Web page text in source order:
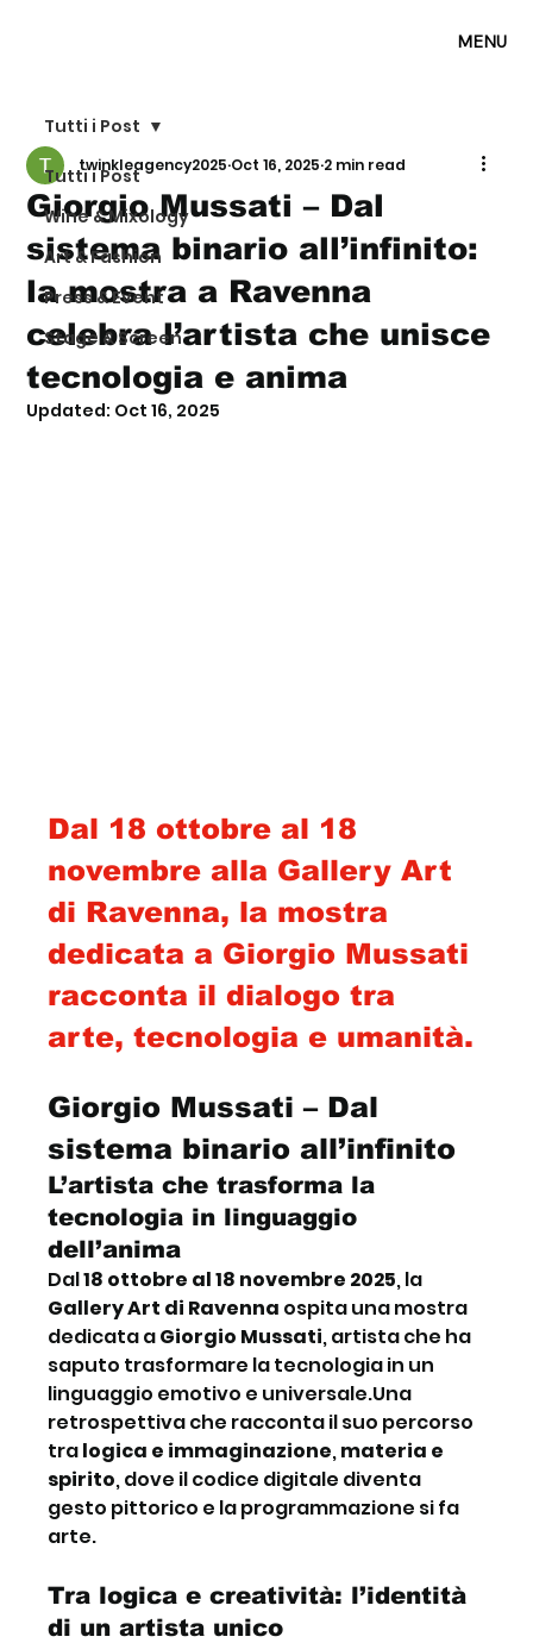
MENU
Tutti i Post
Wine & Mixology
Art & Fashion
Press & Event
Stage & Screen
Tutti i Post
Giorgio Mussati – Dal
sistema binario all’infinito:
la mostra a Ravenna
celebra l’artista che unisce
tecnologia e anima
twinkleagency2025 Oct 16, 2025 2 min read
Updated: Oct 16, 2025
Dal 18 ottobre al 18
novembre alla Gallery Art
di Ravenna, la mostra
dedicata a Giorgio Mussati
racconta il dialogo tra
arte, tecnologia e umanità.
Giorgio Mussati – Dal
sistema binario all’infinito
L’artista che trasforma la
tecnologia in linguaggio
dell’anima
Dal 18 ottobre al 18 novembre 2025, la
Gallery Art di Ravenna ospita una mostra
dedicata a Giorgio Mussati, artista che ha
saputo trasformare la tecnologia in un
linguaggio emotivo e universale.Una
retrospettiva che racconta il suo percorso
tra logica e immaginazione, materia e
spirito, dove il codice digitale diventa
gesto pittorico e la programmazione si fa
arte.
Tra logica e creatività: l’identità
di un artista unico